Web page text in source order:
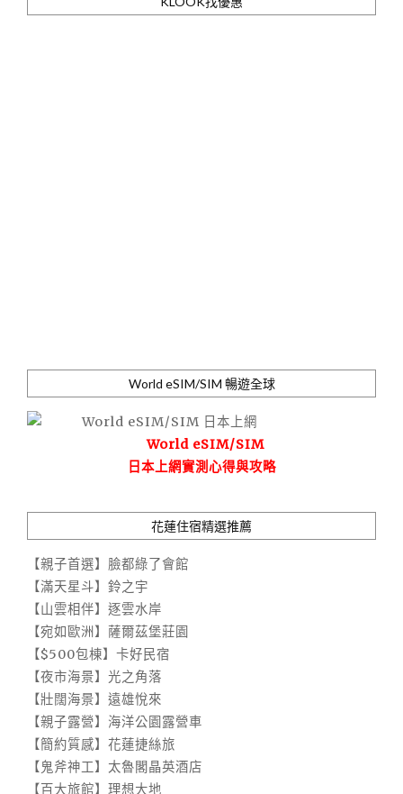
World eSIM/SIM 暢遊全球
World eSIM/SIM
日本上網實測心得與攻略
花蓮住宿精選推薦
【親子首選】臉都綠了會館
【滿天星斗】鈴之宇
【山雲相伴】逐雲水岸
【宛如歐洲】薩爾茲堡莊園
【$500包棟】卡好民宿
【夜市海景】光之角落
【壯闊海景】遠雄悅來
【親子露營】海洋公園露營車
【簡約質感】花蓮捷絲旅
【鬼斧神工】太魯閣晶英酒店
【百大旅館】理想大地